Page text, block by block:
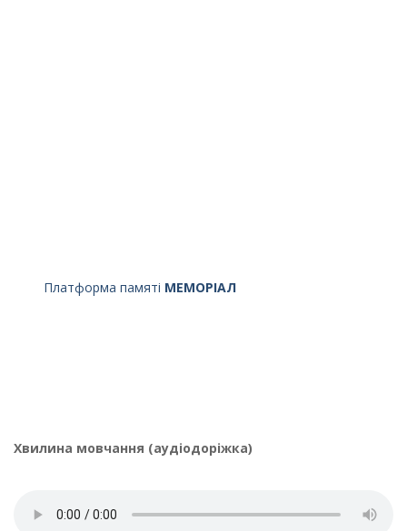
Платформа памяті МЕМОРІАЛ
Хвилина мовчання (аудіодоріжка)